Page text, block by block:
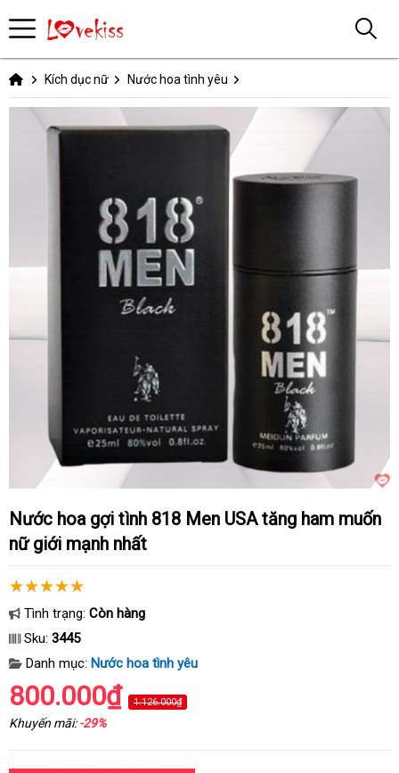
Kích dục nữ Nước hoa tình yêu
Nước hoa gợi tình 818 Men USA tăng ham muốn
nữ giới mạnh nhất
Tình trạng: Còn hàng
Sku: 3445
Danh mục: Nước hoa tình yêu
800.000₫ 1.126.000₫
Khuyến mãi:-29%